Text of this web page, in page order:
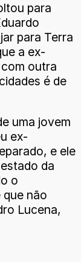
para
para Terra
a ex-
outra
é de
uma jovem
ex-
e ele
da
o
que não
Lucena,